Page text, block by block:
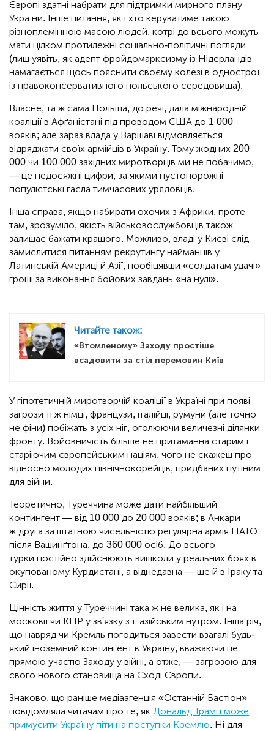
Європі здатні набрати для підтримки мирного плану
України. Інше питання, як і хто керуватиме такою
різноплемінною масою людей, котрі до всього можуть
мати цілком протилежні соціально-політичні погляди
(лиш уявіть, як адепт фройдомарксизму із Нідерландів
намагається щось пояснити своєму колезі в однострої
із правоконсервативного польського середовища).
Власне, та ж сама Польща, до речі, дала міжнародній
коаліції в Афґаністані під проводом США до 1 000
вояків; але зараз влада у Варшаві відмовляється
відряджати своїх армійців в Україну. Тому жодних 200
000 чи 100 000 західних миротворців ми не побачимо,
— це недосяжні цифри, за якими пустопорожні
популістські гасла тимчасових урядовців.
Інша справа, якщо набирати охочих з Африки, проте
там, зрозуміло, якість військовослужбовців також
залишає бажати кращого. Можливо, владі у Києві слід
замислитися питанням рекрутингу найманців у
Латинській Америці й Азії, пообіцявши «солдатам удачі»
гроші за виконання бойових завдань «на нулі».
Читайте також:
«Втомленому» Заходу простіше
всадовити за стіл перемовин Київ
У гіпотетичній миротворчій коаліції в Україні при появі
загрози ті ж німці, французи, італійці, румуни (але точно
не фіни) побіжать з усіх ніг, оголюючи величезні ділянки
фронту. Войовничість більше не притаманна старим і
старіючим європейським націям, чого не скажеш про
відносно молодих північнокорейців, придбаних путіним
для війни.
Теоретично, Туреччина може дати найбільший
контингент — від 10 000 до 20 000 вояків; в Анкари
ж друга за штатною чисельністю регулярна армія НАТО
після Вашинґтона, до 360 000 осіб. До всього
турки постійно здійснюють вишколи у реальних боях в
окупованому Курдистані, а віднедавна — ще й в Іраку та
Сирії.
Цінність життя у Туреччині така ж не велика, як і на
московії чи КНР у зв'язку з її азійським нутром. Інша річ,
що навряд чи Кремль погодиться завести взагалі будь-
який іноземний контингент в Україну, вважаючи це
прямою участю Заходу у війні, а отже, — загрозою для
свого нового становища на Сході Європи.
Знаково, що раніше медіаагенція «Останній Бастіон»
повідомляла читачам про те, як Дональд Трамп може
примусити Україну піти на поступки Кремлю. Ні для